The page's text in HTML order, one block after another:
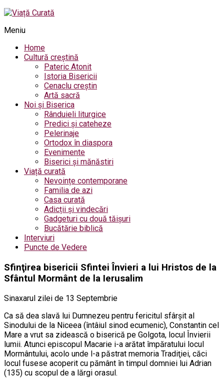
Meniu
Home
Cultură creștină
Pateric Atonit
Istoria Bisericii
Cenaclu creștin
Artă sacră
Noi și Biserica
Rânduieli liturgice
Predici și cateheze
Pelerinaje
Ortodox în diaspora
Evenimente
Biserici și mănăstiri
Viață curată
Nevoințe contemporane
Familia de azi
Casa curată
Adicții și vindecări
Gadgeturi cu două tăișuri
Bucătărie biblică
Interviuri
Puncte de Vedere
Sfinţirea bisericii Sfintei Învieri a lui Hristos de la
Sfântul Mormânt de la Ierusalim
Sinaxarul zilei de 13 Septembrie
Ca să dea slavă lui Dumnezeu pentru fericitul sfârşit al
Sinodului de la Niceea (întâiul sinod ecumenic), Constantin cel
Mare a vrut sa zidească o biserică pe Golgota, locul Învierii
lumii. Atunci episcopul Macarie i-a arătat împăratului locul
Mormântului, acolo unde l-a păstrat memoria Tradiţiei, căci
locul fusese acoperit cu pământ în timpul domniei lui Adrian
(135) cu scopul de a lărgi orasul.